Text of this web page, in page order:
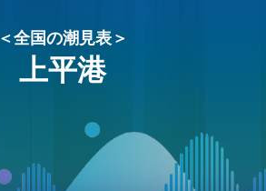
＜全国の潮見表＞
上平港